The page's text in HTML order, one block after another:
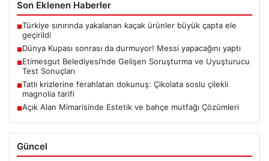
Son Eklenen Haberler
■Türkiye sınırında yakalanan kaçak ürünler büyük çapta ele
geçirildi
■Dünya Kupası sonrası da durmuyor! Messi yapacağını yaptı
■Etimesgut Belediyesi’nde Gelişen Soruşturma ve Uyuşturucu
Test Sonuçları
■Tatlı krizlerine ferahlatan dokunuş: Çikolata soslu çilekli
magnolia tarifi
■Açık Alan Mimarisinde Estetik ve bahçe mutfağı Çözümleri
Güncel